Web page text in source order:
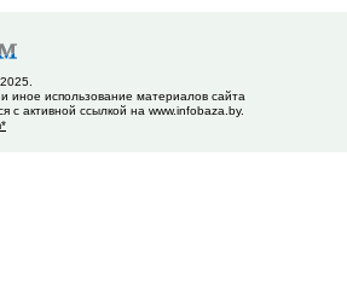
иное использование материалов сайта
с активной ссылкой на www.infobaza.by.